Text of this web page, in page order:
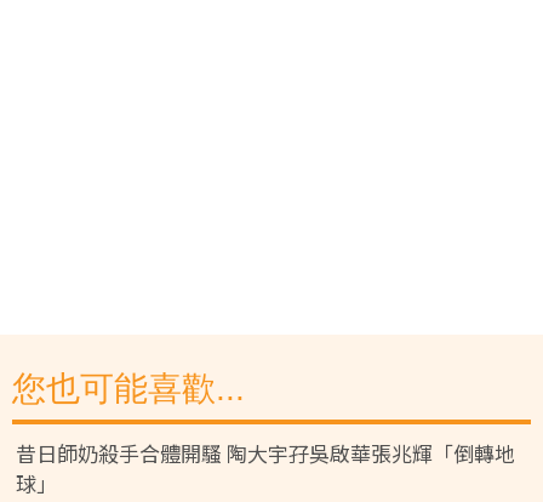
您也可能喜歡...
昔日師奶殺手合體開騷 陶大宇孖吳啟華張兆輝「倒轉地
球」